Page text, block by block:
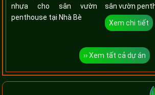
sân vườn
Xem chi tiết
›› Xem tất cả dự án